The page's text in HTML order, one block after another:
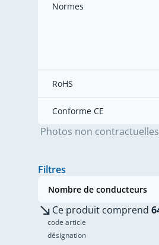
Normes
RoHS
Conforme CE
Photos non
Filtres
Nombre de conducteurs
Ce produit comprend
code article
désignation